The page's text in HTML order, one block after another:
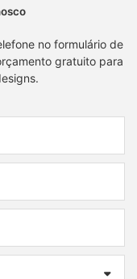
no formulário de
gratuito para